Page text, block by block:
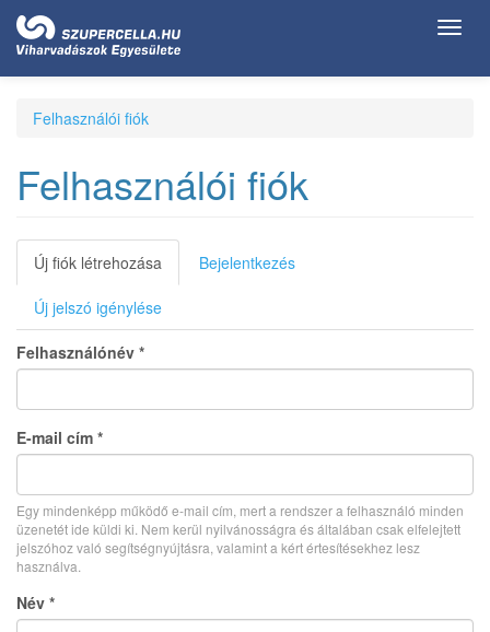
Ugrás
tartalomra
Felhasználói fiók
Felhasználói fiók
Elsődleges
fülek
Új fiók létrehozása
fül)
Bejelentkezés
Új jelszó igénylése
Felhasználónév *
E-mail cím *
Egy mindenképp működő e-mail cím, mert a rendszer a felhasználó minden
üzenetét ide küldi ki. Nem kerül nyilvánosságra és általában csak elfelejtett
jelszóhoz való segítségnyújtásra, valamint a kért értesítésekhez lesz
használva.
Név *